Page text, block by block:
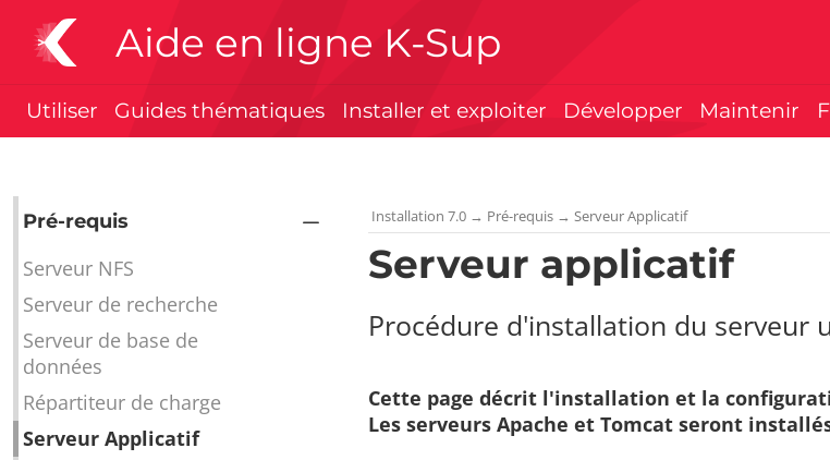
Aide en ligne K-Sup
Utiliser Guides thématiques Installer et exploiter Développer Maintenir
Pré-requis
Serveur NFS
Serveur de recherche
Serveur de base de
données
Répartiteur de charge
Serveur Applicatif
Installation 7.0 → Pré-requis →Serveur Applicatif
Serveur applicatif
Procédure d'installation du serveur
Cette page décrit l'installation et la
Les serveurs Apache et Tomcat seront